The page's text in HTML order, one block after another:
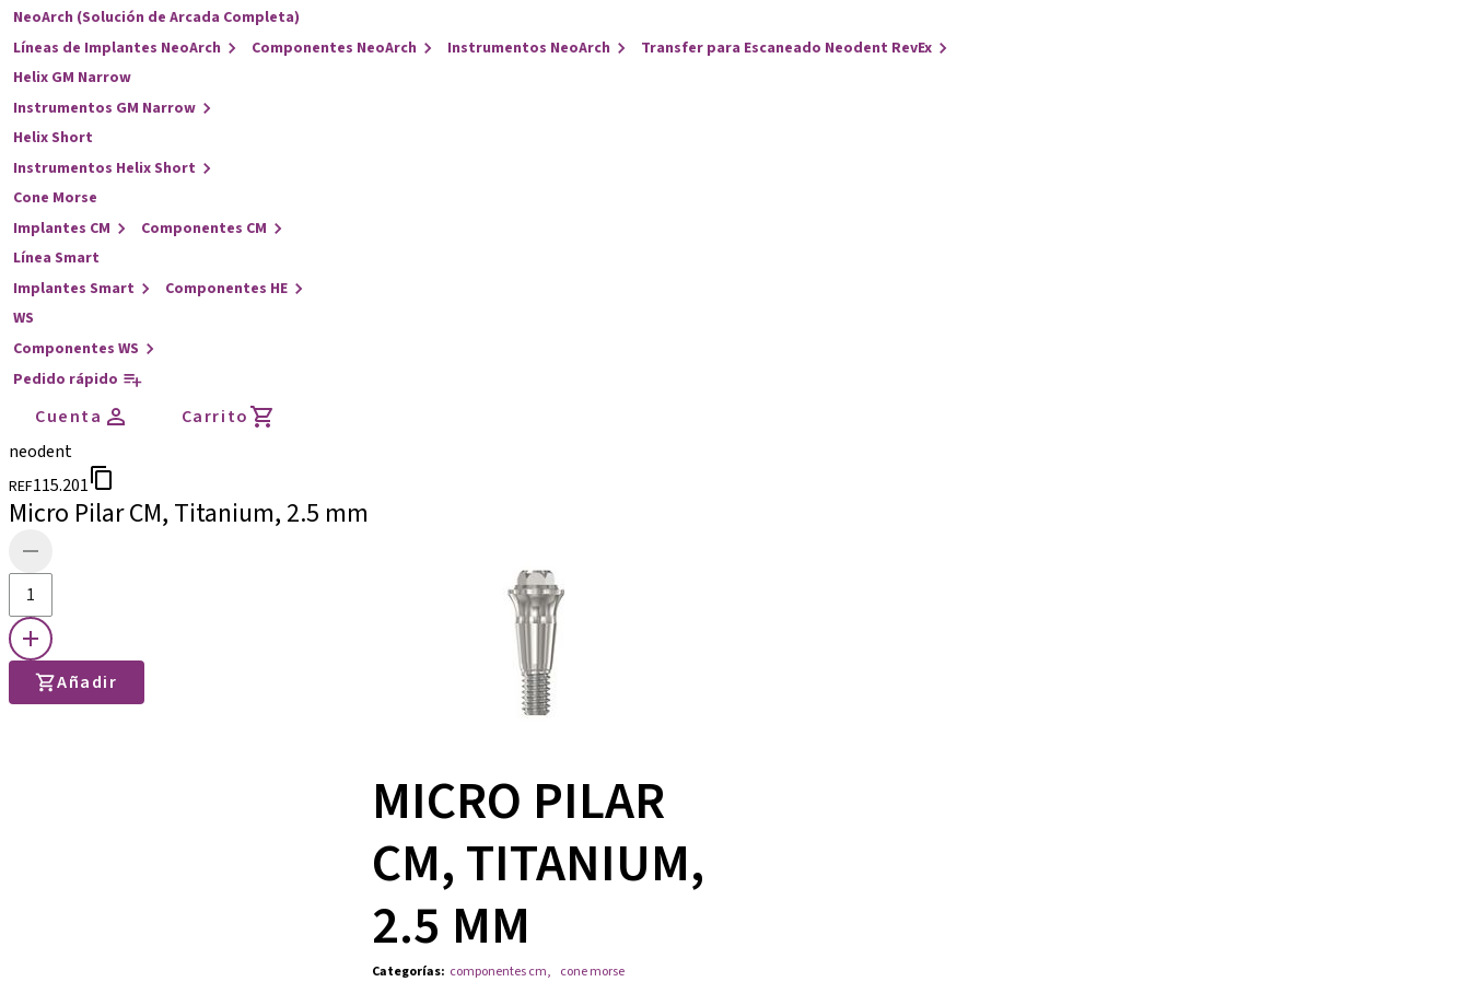
NeoArch (Solución de Arcada Completa)
Líneas de Implantes NeoArch
Componentes NeoArch Instrumentos NeoArch
Transfer para Escaneado Neodent RevEx
Helix GM Narrow
Instrumentos GM Narrow
Helix Short
Instrumentos Helix Short
Cone Morse
Implantes CM
Componentes CM
Línea Smart
Implantes Smart
Componentes HE
WS
Componentes WS
Pedido rápido
Cuenta
Carrito
neodent
REF115.201
Micro Pilar CM, Titanium, 2.5 mm
Añadir
MICRO PILAR
CM, TITANIUM,
2.5 MM
Categorías: componentes cm, cone morse